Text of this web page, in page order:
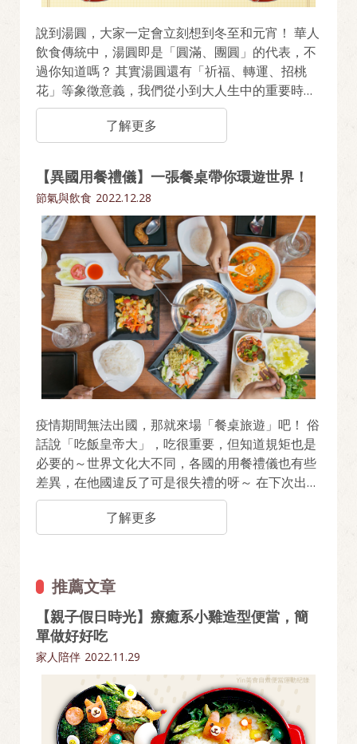
說到湯圓，大家一定會立刻想到冬至和元宵！ 華人
飲食傳統中，湯圓即是「圓滿、團圓」的代表，不
過你知道嗎？ 其實湯圓還有「祈福、轉運、招桃
花」等象徵意義，我們從小到大人生中的重要時
刻，也都少不了一碗湯圓。 原來湯圓不只是品嚐美
味，更是幸福的象徵！
了解更多
【異國用餐禮儀】一張餐桌帶你環遊世界！
節氣與飲食 2022.12.28
疫情期間無法出國，那就來場「餐桌旅遊」吧！ 俗
話說「吃飯皇帝大」，吃很重要，但知道規矩也是
必要的～世界文化大不同，各國的用餐禮儀也有些
差異，在他國違反了可是很失禮的呀～ 在下次出國
前先來熟悉一下吧，立即看看這些國家有哪些飲食
了解更多
推薦文章
【親子假日時光】療癒系小雞造型便當，簡
單做好好吃
家人陪伴 2022.11.29